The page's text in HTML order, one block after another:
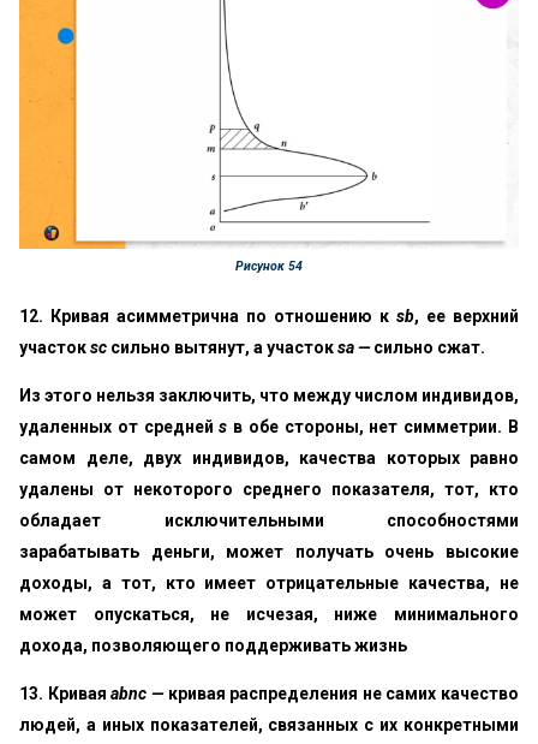
Рисунок 54
12. Кривая асимметрична по отношению к sb, ее верхний
участокsc сильно вытянут, а участокsa —сильно сжат.
Из этого нельзя заключить, что между числом индивидов,
удаленных от среднейs в обе стороны, нет симметрии. В
самом деле, двух индивидов, качества которых равно
удалены от некоторого среднего показателя, тот, кто
обладает исключительными способностями
зарабатывать деньги, может получать очень высокие
доходы, а тот, кто имеет отрицательные качества, не
может опускаться, не исчезая, ниже минимального
дохода, позволяющего поддерживать жизнь
13. Криваяabnc — кривая распределения не самих качество
людей, а иных показателей, связанных с их конкретными